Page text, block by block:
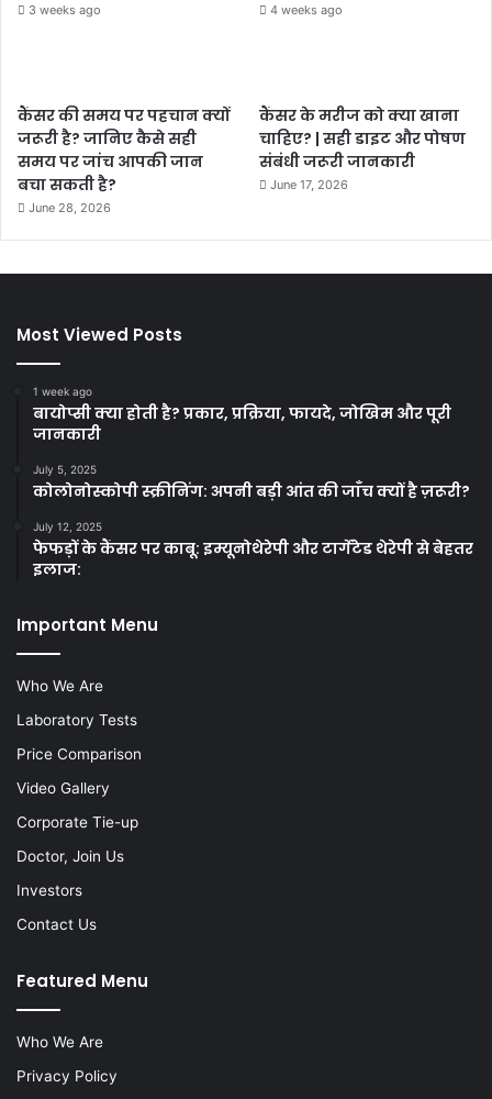
3 weeks ago 4 weeks ago
कैंसर की समय पर पहचान क्यों
जरूरी है? जानिए कैसे सही
समय पर जांच आपकी जान
बचा सकती है?
June 28, 2026
कैंसर के मरीज को क्या खाना
चाहिए? | सही डाइट और पोषण
संबंधी जरूरी जानकारी
June 17, 2026
Most Viewed Posts
1 week ago
बायोप्सी क्या होती है? प्रकार, प्रक्रिया, फायदे, जोखिम और पूरी
जानकारी
July 5, 2025
कोलोनोस्कोपी स्क्रीनिंग: अपनी बड़ी आंत की जाँच क्यों है ज़रूरी?
July 12, 2025
फेफड़ों के कैंसर पर काबू: इम्यूनोथेरेपी और टार्गेटेड थेरेपी से बेहतर
इलाज:
Important Menu
Who We Are
Laboratory Tests
Price Comparison
Video Gallery
Corporate Tie-up
Doctor, Join Us
Investors
Contact Us
Featured Menu
Who We Are
Privacy Policy